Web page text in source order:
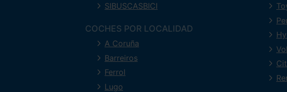
SIBUSCASBICI
COCHES POR LOCALIDAD
A Coruña
Barreiros
Ferrol
Lugo